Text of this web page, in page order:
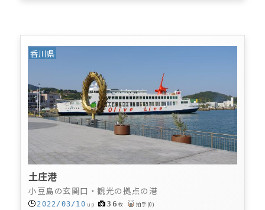
香川県
土庄港
小豆島の玄関口・観光の拠点の港
2022/03/10 up 36枚 拍手(0)